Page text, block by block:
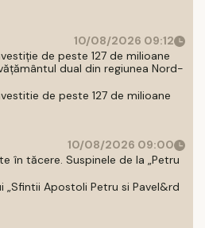
10/08/2026 09:12
de peste 127 de milioane
dual din regiunea Nord-
de peste 127 de milioane
10/08/2026 09:00
în tăcere. Suspinele de la „Petru
„Sfintii Apostoli Petru si Pavel&rd